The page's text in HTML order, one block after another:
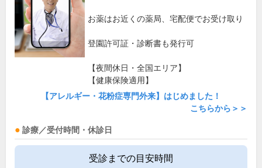
お薬はお近くの薬局、宅配便でお受け取り
登園許可証・診断書も発行可
【夜間休日・全国エリア】
【健康保険適用】
【アレルギー・花粉症専門外来】はじめました！
こちらから＞＞
診療／受付時間・休診日
受診までの目安時間